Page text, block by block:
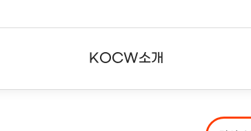
KOCW소개